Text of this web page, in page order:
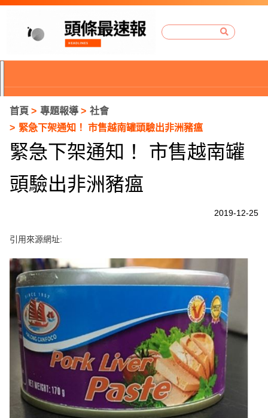
首頁 專題報導
社會
緊急下架通知！ 市售越南罐頭驗出非洲豬瘟
緊急下架通知！ 市售越南罐
頭驗出非洲豬瘟
2019-12-25
引用來源網址: